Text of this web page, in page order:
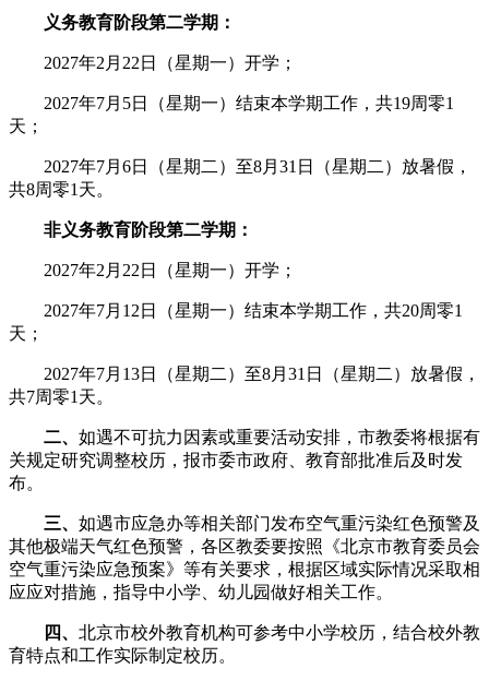
义务教育阶段第二学期：
2027年2月22日（星期一）开学；
2027年7月5日（星期一）结束本学期工作，共19周零1
天；
2027年7月6日（星期二）至8月31日（星期二）放暑假，
共8周零1天。
非义务教育阶段第二学期：
2027年2月22日（星期一）开学；
2027年7月12日（星期一）结束本学期工作，共20周零1
天；
2027年7月13日（星期二）至8月31日（星期二）放暑假，
共7周零1天。
二、 如遇不可抗力因素或重要活动安排，市教委将根据有
关规定研究调整校历，报市委市政府、教育部批准后及时发
布。
三、 如遇市应急办等相关部门发布空气重污染红色预警及
其他极端天气红色预警，各区教委要按照《北京市教育委员会
空气重污染应急预案》等有关要求，根据区域实际情况采取相
应应对措施，指导中小学、幼儿园做好相关工作。
四、 北京市校外教育机构可参考中小学校历，结合校外教
育特点和工作实际制定校历。